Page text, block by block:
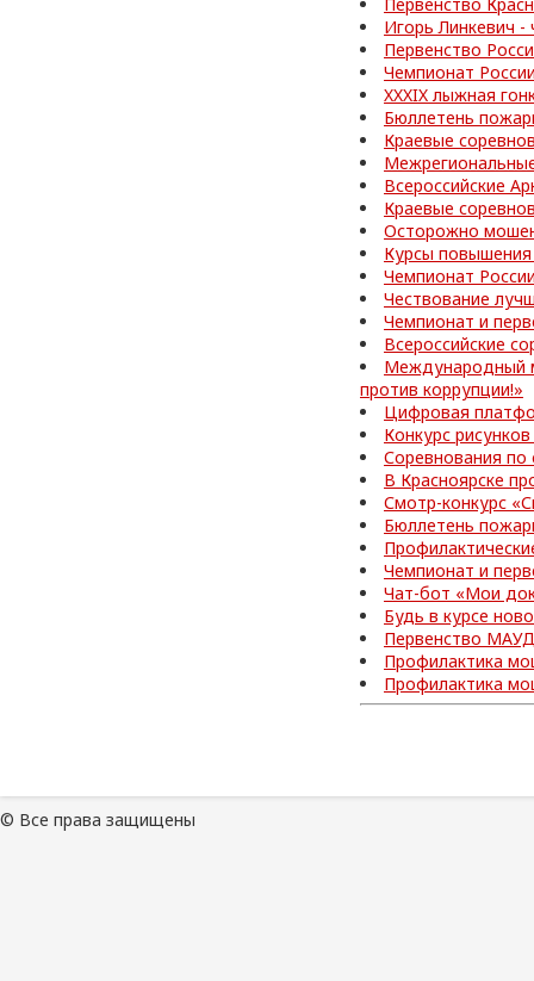
Игорь Линкевич
Первенство
Чемпионат
XXXIX лыжная
Бюллетень
Краевые
Всероссийские
Краевые
Осторожно
Курсы
Чемпионат
Чествование
Чемпионат и
Всероссийские
Международный
против коррупции!»
Цифровая
Конкурс
Соревнования по
В Красноярске
Смотр-конкурс
Бюллетень
Чемпионат и
Чат-бот «Мои
Будь в курсе
Первенство
Профилактика
Профилактика
© Все права защищены